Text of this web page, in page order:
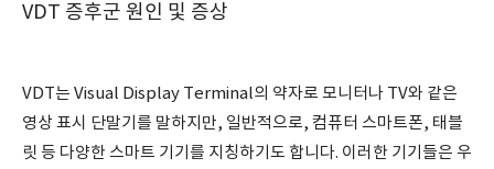
VDT 증후군 원인 및 증상
VDT는 Visual Display Terminal의 약자로 모니터나 TV와 같은
영상 표시 단말기를 말하지만, 일반적으로, 컴퓨터 스마트폰, 태블
릿 등 다양한 스마트 기기를 지칭하기도 합니다. 이러한 기기들은 우